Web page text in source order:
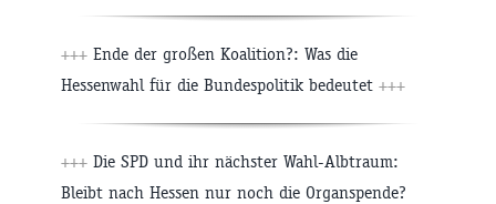
+++ Ende der großen Koalition?: Was die
Hessenwahl für die Bundespolitik bedeutet +++
+++ Die SPD und ihr nächster Wahl-Albtraum:
Bleibt nach Hessen nur noch die Organspende?